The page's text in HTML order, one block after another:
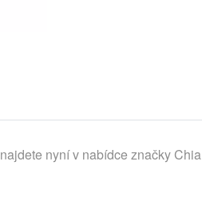
najdete nyní v nabídce značky Chia